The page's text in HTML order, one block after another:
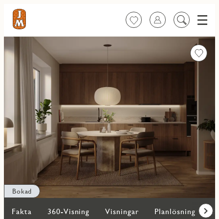
FavoriterLogga in
Sök
innehåll
Meny
Bokad
Fakta 360-Visning Visningar Planlösning